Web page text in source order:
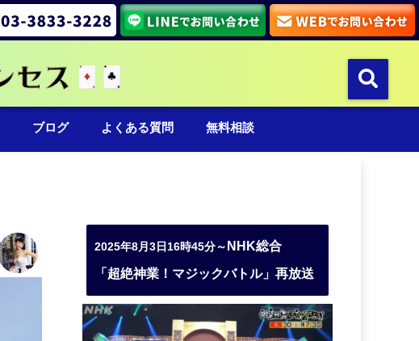
ブログ よくある質問 無料相談
2025年8月3日16時45分～ NHK総合
「超絶神業！マジックバトル」再放送